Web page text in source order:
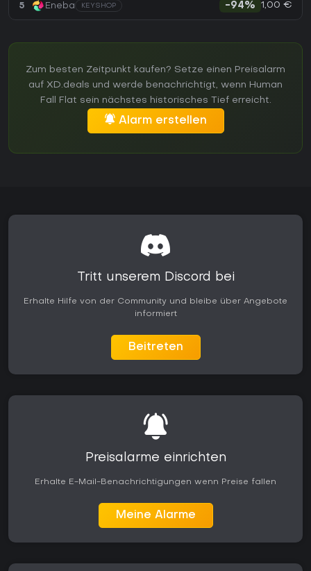
5 Eneba KEYSHOP -94% 1,00 €
Zum besten Zeitpunkt kaufen? Setze einen Preisalarm
auf XD.deals und werde benachrichtigt, wenn Human
Fall Flat sein nächstes historisches Tief erreicht.
Alarm erstellen
Tritt unserem Discord bei
Erhalte Hilfe von der Community und bleibe über Angebote
informiert
Beitreten
Preisalarme einrichten
Erhalte E-Mail-Benachrichtigungen wenn Preise fallen
Meine Alarme